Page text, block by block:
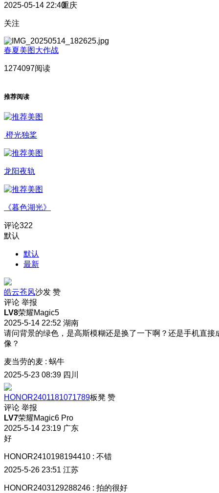
2025-05-14 22:40重庆
关注
春夏美图大作战
1274097阅读
推荐阅读
橙光独桨
龙阳夜轨
《暮色湖光》
评论322
默认
默认
最新
皓云苍风沙发 赞
评论 举报
LV8荣耀Magic5
2025-5-14 22:52 湖南
请问背景的绿色，是高斯模糊还是换了一下啊？还是手机直接
像？
麦当劳的麦 : 蜗牛
2025-5-23 08:39 四川
HONOR2401181071789板凳 赞
评论 举报
LV7荣耀Magic6 Pro
2025-5-14 23:19 广东
好
HONOR2410198194410 : 不错
2025-5-26 23:51 江苏
HONOR2403129288246 : 拍的很好